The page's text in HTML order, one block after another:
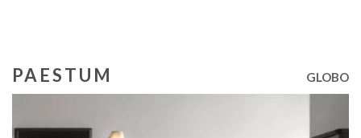
PAESTUM GLOBO